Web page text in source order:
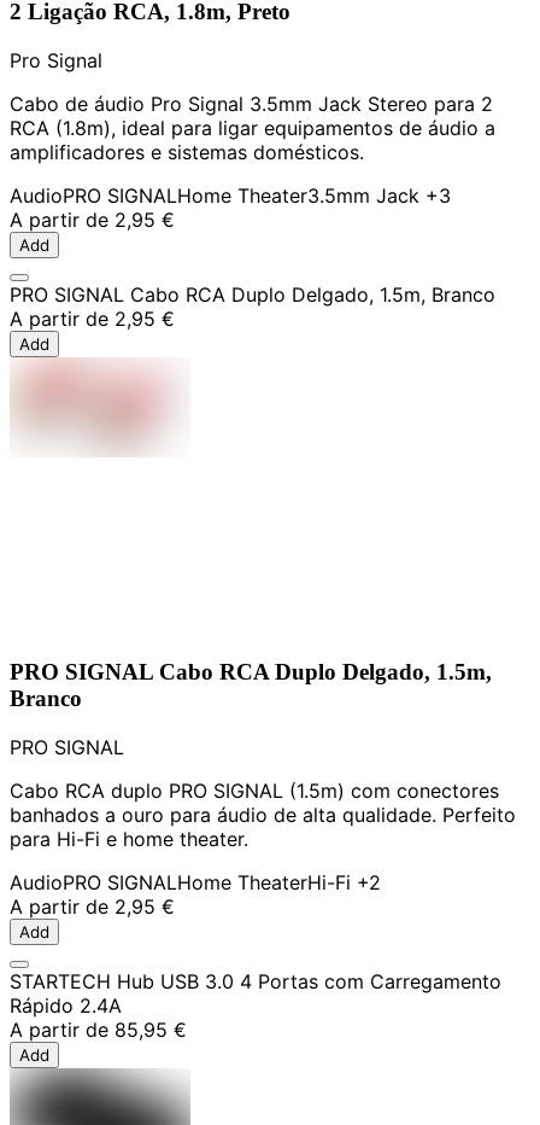
2 Ligação RCA, 1.8m, Preto
Pro Signal
Cabo de áudio Pro Signal 3.5mm Jack Stereo para 2
RCA (1.8m), ideal para ligar equipamentos de áudio a
amplificadores e sistemas domésticos.
AudioPRO SIGNALHome Theater3.5mm Jack +3
A partir de 2,95 €
Add
PRO SIGNAL Cabo RCA Duplo Delgado, 1.5m, Branco
A partir de 2,95 €
Add
PRO SIGNAL Cabo RCA Duplo Delgado, 1.5m,
Branco
PRO SIGNAL
Cabo RCA duplo PRO SIGNAL (1.5m) com conectores
banhados a ouro para áudio de alta qualidade. Perfeito
para Hi-Fi e home theater.
AudioPRO SIGNALHome TheaterHi-Fi +2
A partir de 2,95 €
Add
STARTECH Hub USB 3.0 4 Portas com Carregamento
Rápido 2.4A
A partir de 85,95 €
Add